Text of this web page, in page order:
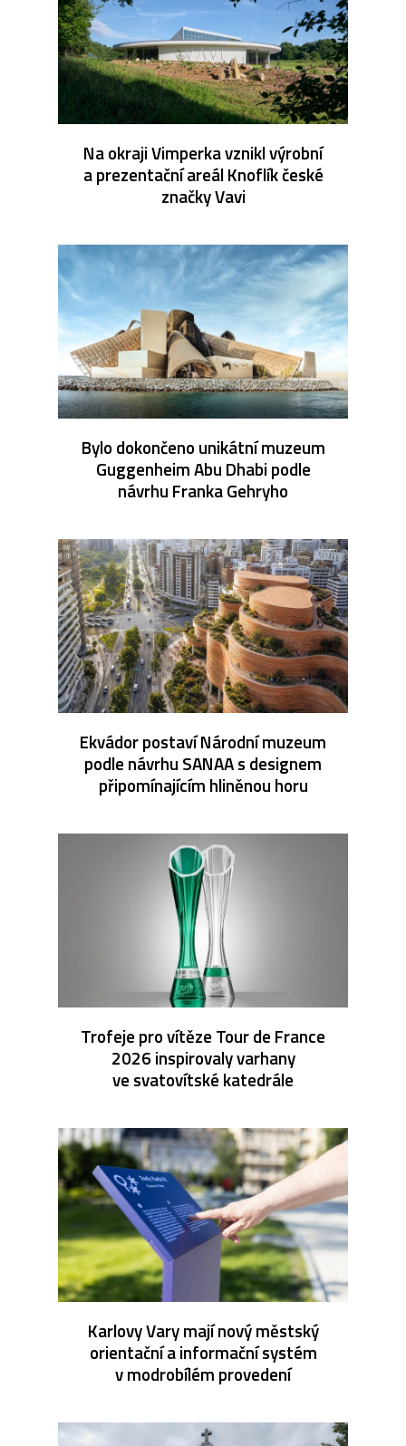
Na okraji Vimperka vznikl výrobní
a prezentační areál Knoflík české
značky Vavi
Bylo dokončeno unikátní muzeum
Guggenheim Abu Dhabi podle
návrhu Franka Gehryho
Ekvádor postaví Národní muzeum
podle návrhu SANAA s designem
připomínajícím hliněnou horu
Trofeje pro vítěze Tour de France
2026 inspirovaly varhany
ve svatovítské katedrále
Karlovy Vary mají nový městský
orientační a informační systém
v modrobílém provedení